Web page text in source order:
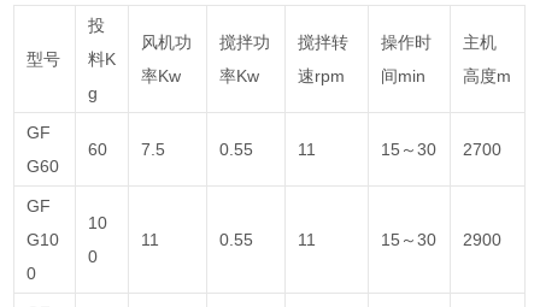
型号
投
料K
g
风机功
率Kw
搅拌功
率Kw
搅拌转
速rpm
操作时
间min
主机
高度m
GF
G60
60 7.5 0.55 11 15～30 2700
GF
G10
0
10
0
11 0.55 11 15～30 2900